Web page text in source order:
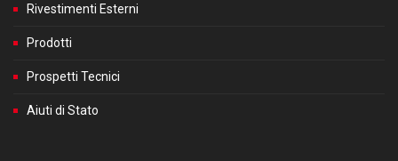
Rivestimenti Esterni
Prodotti
Prospetti Tecnici
Aiuti di Stato